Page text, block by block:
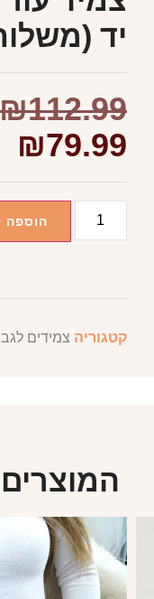
יד
₪112.99
₪79.99
הוספה
קטגוריה צמידים